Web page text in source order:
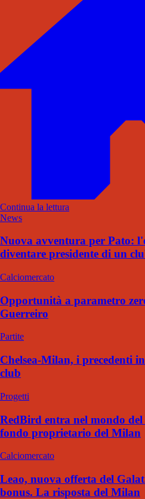
Continua la lettura
News
Nuova avventura per Pato:
diventare presidente di un
Calciomercato
Opportunità a parametro
Guerreiro
Partite
Chelsea-Milan, i precedenti
club
Progetti
RedBird entra nel mondo del
fondo proprietario del Milan
Calciomercato
Leao, nuova offerta del
bonus. La risposta del Milan